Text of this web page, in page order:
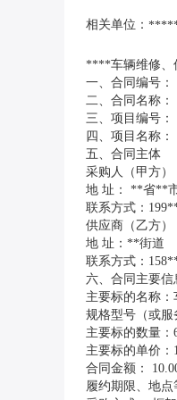
相关单位：
****车辆维修、
一、合同编号：
二、合同名称
三、项目编号
四、项目名称
五、合同主体
采购人（甲方
地 址： **省**
联系方式：
供应商（乙方
地 址：**街道
联系方式：
六、合同主要信
主要标的名称
规格型号（或服
主要标的数量：
主要标的单价：
合同金额：
履约期限、地